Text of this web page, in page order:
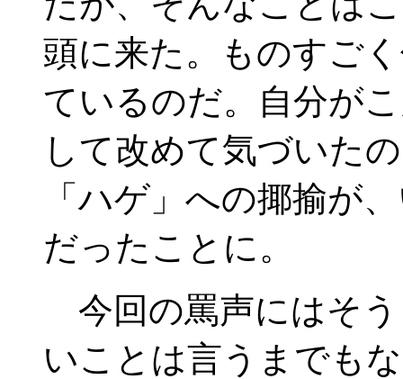
頭に来た。ものすご
ているのだ。自分が
して改めて気づいた
「ハゲ」への揶揄が
だったことに。
今回の罵声にはそ
いことは言うまでも